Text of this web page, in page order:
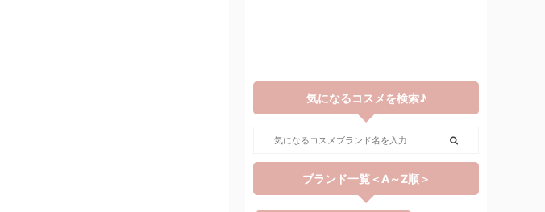
気になるコスメを検索♪
ブランド一覧＜A～Z順＞